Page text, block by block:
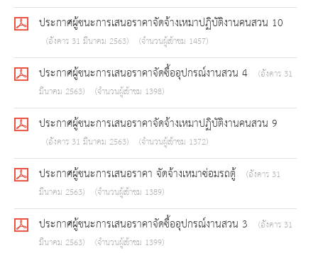
ประกาศผู้ชนะการเสนอราคาจัดจ้างเหมาปฏิบัติงานคนสวน 10
(อังคาร 31 มีนาคม 2563) (จำนวนผู้เข้าชม 1457)
ประกาศผู้ชนะการเสนอราคาจัดซื้ออุปกรณ์งานสวน 4
(อังคาร 31
มีนาคม 2563)
(จำนวนผู้เข้าชม 1398)
ประกาศผู้ชนะการเสนอราคาจัดจ้างเหมาปฏิบัติงานคนสวน 9
(อังคาร 31 มีนาคม 2563) (จำนวนผู้เข้าชม 1372)
ประกาศผู้ชนะการเสนอราคา จัดจ้างเหมาซ่อมรถตู้
(อังคาร 31
มีนาคม 2563)
(จำนวนผู้เข้าชม 1389)
ประกาศผู้ชนะการเสนอราคาจัดซื้ออุปกรณ์งานสวน 3
(อังคาร 31
มีนาคม 2563)
(จำนวนผู้เข้าชม 1399)